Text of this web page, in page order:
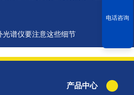
光谱仪要注意这些细节
产品中心
电话咨询